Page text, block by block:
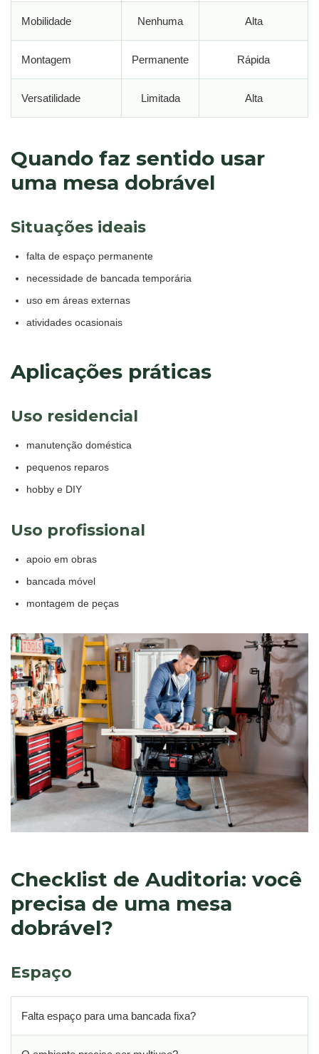
Mobilidade Nenhuma Alta
Montagem Permanente Rápida
Versatilidade Limitada Alta
Quando faz sentido usar
uma mesa dobrável
Situações ideais
falta de espaço permanente
necessidade de bancada temporária
uso em áreas externas
atividades ocasionais
Aplicações práticas
Uso residencial
manutenção doméstica
pequenos reparos
hobby e DIY
Uso profissional
apoio em obras
bancada móvel
montagem de peças
Checklist de Auditoria: você
precisa de uma mesa
dobrável?
Espaço
Falta espaço para uma bancada fixa?